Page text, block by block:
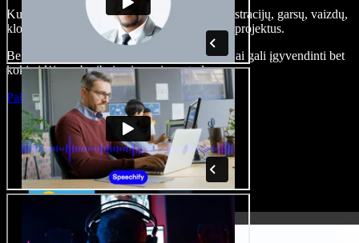
Kurkite įgarsinimus, pridėkite nemokamų iliustracijų, garsų, vaizdų,
klonuokite balsą – kurkite pilnus, įspūdingus projektus.
Be jokių mokymų ir viskas naršyklėje – kūrėjai gali įgyvendinti bet
kokią idėją, neberibojami senųjų metodų.
Paleisti studiją